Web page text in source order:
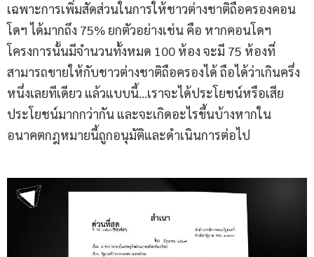
เฉพาะการเพิ่มสัดส่วนในการให้ชาวต่างชาติถือครองคอน
โดฯ ได้มากถึง 75% ยกตัวอย่างเช่น คือ หากคอนโดฯ
โครงการนั้นมีจำนวนทั้งหมด 100 ห้อง จะมี 75 ห้องที่
สามารถขายให้กับชาวต่างชาติถือครองได้ ถือได้ว่าเกินครึ่ง
หนึ่งเลยทีเดียว แล้วแบบนี้…เราจะได้ประโยชน์หรือเสีย
ประโยชน์มากกว่ากัน และจะเกิดอะไรขึ้นบ้างหากใน
อนาคตกฎหมายนี้ถูกอนุมัติและดำเนินการต่อไป